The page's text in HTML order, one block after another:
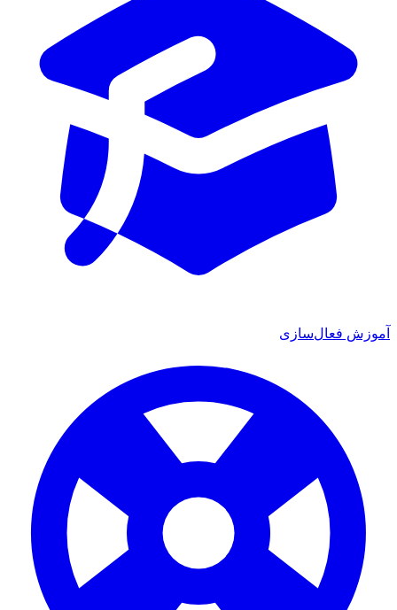
آموزش فعال‌سازی